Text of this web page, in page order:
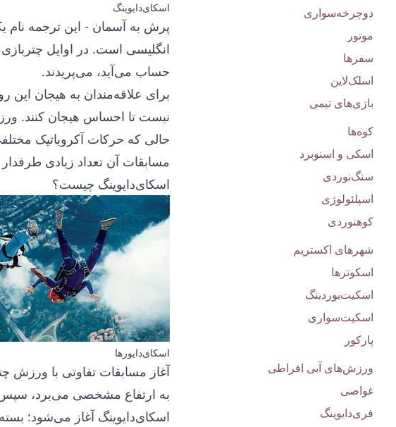
دوچرخه‌سواری
موتور
سفرها
اسلک‌لاین
بازی‌های تیمی
کوه‌ها
اسکی و اسنوبرد
سنگ‌نوردی
اسپلئولوژی
کوهنوردی
شهرهای اکستریم
اسکوترها
اسکیت‌بوردینگ
اسکیت‌سواری
پارکور
ورزش‌های آبی افراطی
غواصی
فری‌دایوینگ
اسکای‌دایوینگ
پرش به آسمان - این ترجمه نام
انگلیسی است. در اوایل
حساب می‌آید، می‌پریدند.
برای علاقه‌مندان به هیجان این
نیست تا احساس هیجان کنند.
حالی که حرکات آکروباتیک
مسابقات آن تعداد زیادی
اسکای‌دایوینگ چیست؟
اسکای‌دایورها
آغاز مسابقات تفاوتی با ورزش
به ارتفاع مشخصی می‌برد، سپس
اسکای‌دایوینگ آغاز می‌شود: